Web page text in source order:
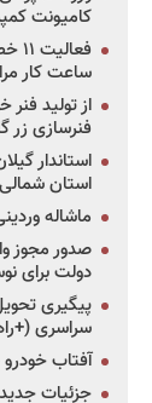
کامیونت
ساعت کار
از تولید
فنرسازی زر
استان
ماشاله
دولت برای
پیگیری
سراسری
آفتاب